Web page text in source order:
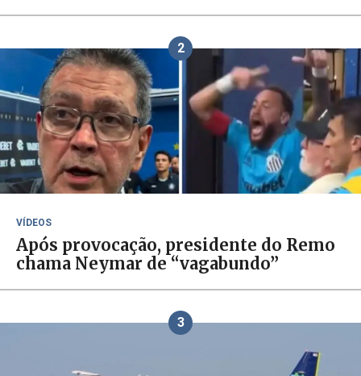
2
VÍDEOS
Após provocação, presidente do Remo
chama Neymar de “vagabundo”
3